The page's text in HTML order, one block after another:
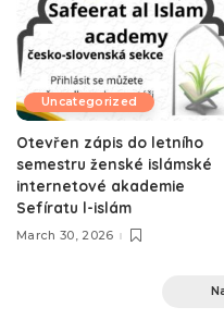
Uncategorized
Otevřen zápis do letního
semestru ženské islámské
internetové akademie
Sefíratu l-islám
March 30, 2026